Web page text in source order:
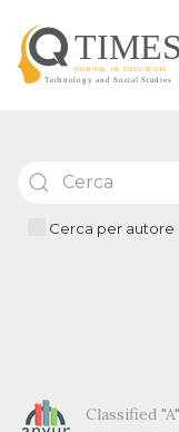
Cerca per autore
Classified